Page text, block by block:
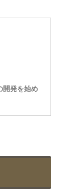
開発を始め